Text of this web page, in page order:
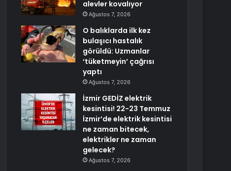
alevler kovalıyor
Ağustos 7, 2026
O balıklarda ilk kez
bulaşıcı hastalık
görüldü: Uzmanlar
‘tüketmeyin’ çağrısı
yaptı
Ağustos 7, 2026
İzmir GEDİZ elektrik
kesintisi! 22-23 Temmuz
İzmir’de elektrik kesintisi
ne zaman bitecek,
elektrikler ne zaman
gelecek?
Ağustos 7, 2026